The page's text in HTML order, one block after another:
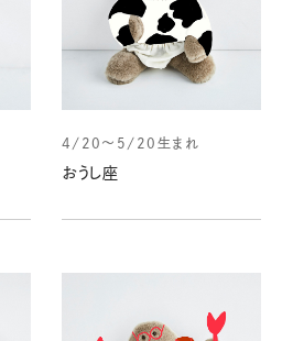
4/20～5/20生まれ
おうし座